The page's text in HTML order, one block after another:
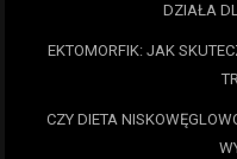
DZIAŁA
EKTOMORFIK: JAK
CZY DIETA